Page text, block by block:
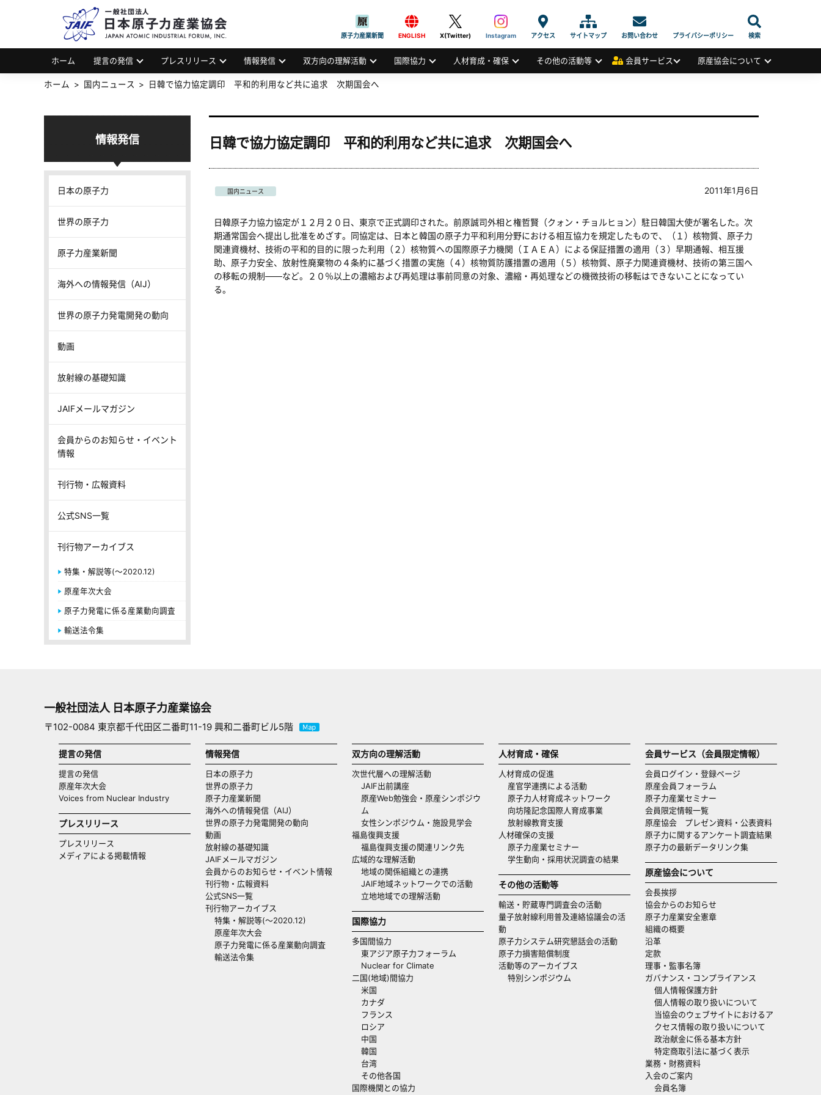
JAPAN ATOMIC INDUSTRIAL FORUM, INC.
原子力産業新聞 ENGLISH X(Twitter) Instagram アクセス サイトマップ お問い合わせ プライバシーポリシー 検索
ホーム 提言の発信 プレスリリース 情報発信 双方向の理解活動 国際協力 人材育成・確保 その他の活動等 会員サービス 原産協会について
ホーム 国内ニュース 日韓で協力協定調印 平和的利用など共に追求 次期国会へ
日韓で協力協定調印 平和的利用など共に追求 次期国会へ
国内ニュース 2011年1月6日
日韓原子力協力協定が１２月２０日、東京で正式調印された。前原誠司外相と権哲賢（クォン・チョルヒョン）駐日韓国大使が署名した。次
期通常国会へ提出し批准をめざす。同協定は、日本と韓国の原子力平和利用分野における相互協力を規定したもので、（１）核物質、原子力
関連資機材、技術の平和的目的に限った利用（２）核物質への国際原子力機関（ＩＡＥＡ）による保証措置の適用（３）早期通報、相互援
助、原子力安全、放射性廃棄物の４条約に基づく措置の実施（４）核物質防護措置の適用（５）核物質、原子力関連資機材、技術の第三国へ
の移転の規制――など。２０％以上の濃縮および再処理は事前同意の対象、濃縮・再処理などの機微技術の移転はできないことになってい
る。
情報発信
日本の原子力
世界の原子力
原子力産業新聞
海外への情報発信（AIJ）
世界の原子力発電開発の動向
動画
放射線の基礎知識
JAIFメールマガジン
会員からのお知らせ・イベント
情報
刊行物・広報資料
公式SNS一覧
刊行物アーカイブス
特集・解説等(～2020.12)
原産年次大会
原子力発電に係る産業動向調査
輸送法令集
一般社団法人 日本原子力産業協会
〒102-0084 東京都千代田区二番町11-19 興和二番町ビル5階
提言の発信
提言の発信
原産年次大会
Voices from Nuclear Industry
プレスリリース
プレスリリース
メディアによる掲載情報
情報発信
日本の原子力
世界の原子力
原子力産業新聞
海外への情報発信（AIJ）
世界の原子力発電開発の動向
動画
放射線の基礎知識
JAIFメールマガジン
会員からのお知らせ・イベント情報
刊行物・広報資料
公式SNS一覧
刊行物アーカイブス
特集・解説等(～2020.12)
原産年次大会
原子力発電に係る産業動向調査
輸送法令集
双方向の理解活動
次世代層への理解活動
JAIF出前講座
原産Web勉強会・原産シンポジウ
ム
女性シンポジウム・施設見学会
福島復興支援
福島復興支援の関連リンク先
広域的な理解活動
地域の関係組織との連携
JAIF地域ネットワークでの活動
立地地域での理解活動
国際協力
多国間協力
東アジア原子力フォーラム
Nuclear for Climate
二国(地域)間協力
米国
カナダ
フランス
ロシア
中国
韓国
台湾
その他各国
国際機関との協力
人材育成・確保
人材育成の促進
産官学連携による活動
原子力人材育成ネットワーク
向坊隆記念国際人育成事業
放射線教育支援
人材確保の支援
原子力産業セミナー
学生動向・採用状況調査の結果
その他の活動等
輸送・貯蔵専門調査会の活動
量子放射線利用普及連絡協議会の活
動
原子力システム研究懇話会の活動
原子力損害賠償制度
活動等のアーカイブス
特別シンポジウム
会員サービス（会員限定情報）
会員ログイン・登録ページ
原産会員フォーラム
原子力産業セミナー
会員限定情報一覧
原産協会 プレゼン資料・公表資料
原子力に関するアンケート調査結果
原子力の最新データリンク集
原産協会について
会長挨拶
協会からのお知らせ
原子力産業安全憲章
組織の概要
沿革
定款
理事・監事名簿
ガバナンス・コンプライアンス
個人情報保護方針
個人情報の取り扱いについて
当協会のウェブサイトにおけるア
クセス情報の取り扱いについて
政治献金に係る基本方針
特定商取引法に基づく表示
業務・財務資料
入会のご案内
会員名簿